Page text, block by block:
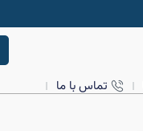
تماس با ما